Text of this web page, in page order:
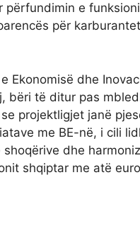
përfundimin e
për
Ekonomisë dhe
bëri të ditur pas
projektligjet janë
me BE-në, i cili
shoqërive dhe
shqiptar me atë